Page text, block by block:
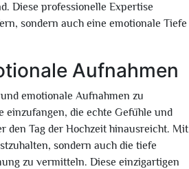
Diese professionelle Expertise
sondern auch eine emotionale Tiefe
Aufnahmen
emotionale Aufnahmen zu
einzufangen, die echte Gefühle und
den Tag der Hochzeit hinausreicht. Mit
sondern auch die tiefe
zu vermitteln. Diese einzigartigen